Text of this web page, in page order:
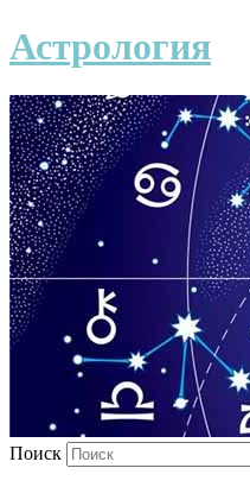
Астрология
Поиск